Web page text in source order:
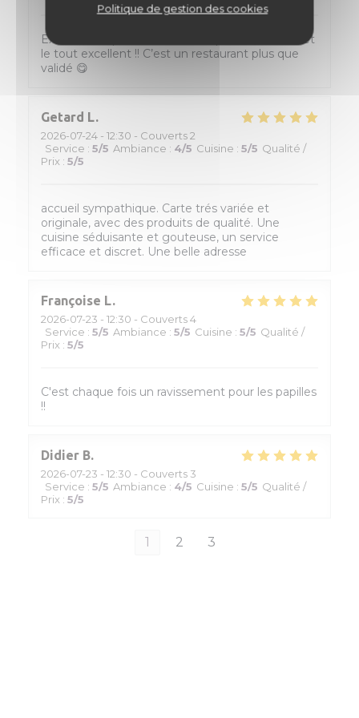
Politique de gestion des cookies
Excellent surprise ! 40€ entrée plat et cocktail, et
le tout excellent !! C’est un restaurant plus que
validé 😋
Getard L
2026-07-24 - 12:30 - Couverts 2
Service : 5/5 Ambiance : 4/5 Cuisine : 5/5 Qualité /
Prix : 5/5
accueil sympathique. Carte trés variée et
originale, avec des produits de qualité. Une
cuisine séduisante et gouteuse, un service
efficace et discret. Une belle adresse
Françoise L
2026-07-23 - 12:30 - Couverts 4
Service : 5/5 Ambiance : 5/5 Cuisine : 5/5 Qualité /
Prix : 5/5
C'est chaque fois un ravissement pour les papilles
!!
Didier B
2026-07-23 - 12:30 - Couverts 3
Service : 5/5 Ambiance : 4/5 Cuisine : 5/5 Qualité /
Prix : 5/5
1 2 3